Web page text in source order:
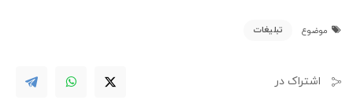
موضوع تبلیغات
اشتراک در